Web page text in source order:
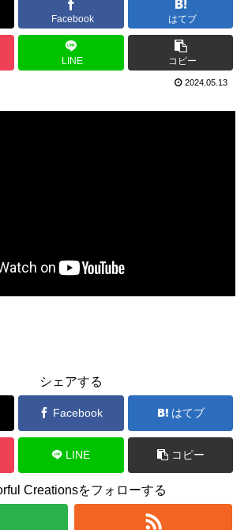
Facebook はてブ
LINE コピー
2024.05.13
シェアする
Facebook はてブ
LINE コピー
Creationsをフォローする